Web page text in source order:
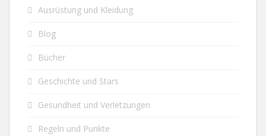
Ausrüstung und Kleidung
Blog
Bücher
Geschichte und Stars
Gesundheit und Verletzungen
Regeln und Punkte